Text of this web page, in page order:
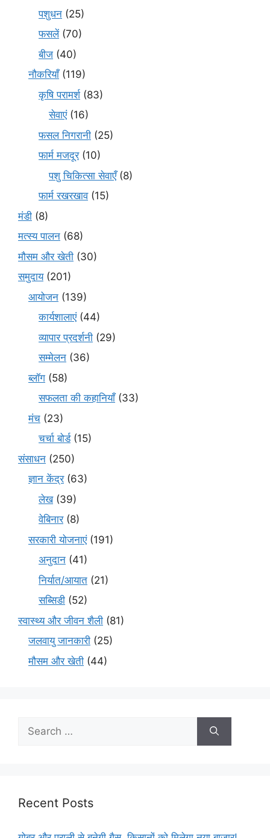
पशुधन (25)
फसलें(70)
बीज (40)
नौकरियाँ(119)
कृषि परामर्श(83)
सेवाएं(16)
फसल निगरानी (25)
फार्म मजदूर(10)
पशु चिकित्सा सेवाएँ(8)
फार्म रखरखाव(15)
मंडी (8)
मत्स्य पालन (68)
मौसम और खेती (30)
समुदाय(201)
आयोजन (139)
कार्यशालाएं(44)
व्यापार प्रदर्शनी (29)
सम्मेलन (36)
ब्लॉग (58)
सफलता की कहानियाँ(33)
मंच (23)
चर्चा बोर्ड(15)
संसाधन (250)
ज्ञान केंद्र(63)
लेख(39)
वेबिनार(8)
सरकारी योजनाएं(191)
अनुदान (41)
निर्यात/आयात (21)
सब्सिडी (52)
स्वास्थ्य और जीवन शैली (81)
जलवायु जानकारी (25)
मौसम और खेती (44)
Recent Posts